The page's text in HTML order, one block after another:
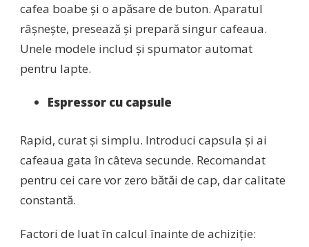
cafea boabe și o apăsare de buton. Aparatul
râșnește, presează și prepară singur cafeaua.
Unele modele includ și spumator automat
pentru lapte.
Espressor cu capsule
Rapid, curat și simplu. Introduci capsula și ai
cafeaua gata în câteva secunde. Recomandat
pentru cei care vor zero bătăi de cap, dar calitate
constantă.
Factori de luat în calcul înainte de achiziție: